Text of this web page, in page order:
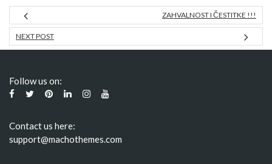
ZAHVALNOST I ČESTITKE !!!
NEXT POST
Follow us on:
Contact us here:
support@machothemes.com